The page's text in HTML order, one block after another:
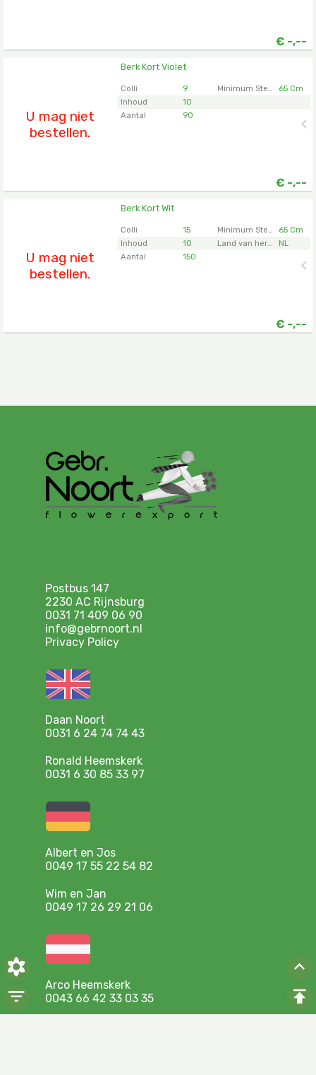
€ -,--
U mag niet
bestellen.
Berk Kort Violet
Colli 9 Minimum Steellengte
65 Cm
Inhoud
10
Aantal
90
€ -,--
U moet ingelogd zijn om te kunnen kopen. Klik hier
U mag niet
bestellen.
Berk Kort Wit
Colli 15 Minimum Steellengte
65 Cm
Inhoud
10 Land van herkomst
NL
Aantal
150
€ -,--
U moet ingelogd zijn om te kunnen kopen. Klik hier
Postbus 147
2230 AC Rijnsburg
0031 71 409 06 90
info@gebrnoort.nl
Privacy Policy
Daan Noort
0031 6 24 74 74 43
Ronald Heemskerk
0031 6 30 85 33 97
Albert en Jos
0049 17 55 22 54 82
Wim en Jan
0049 17 26 29 21 06
Arco Heemskerk
0043 66 42 33 03 35